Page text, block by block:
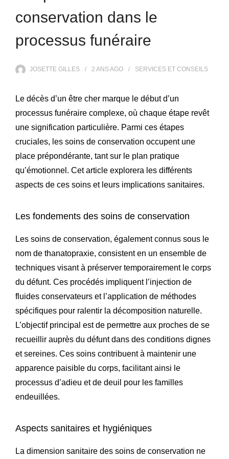
conservation dans le
processus funéraire
JOSETTE GILLES 2 ANSAGO SERVICES ET CONSEILS
Le décès d’un être cher marque le début d’un
processus funéraire complexe, où chaque étape revêt
une signification particulière. Parmi ces étapes
cruciales, les soins de conservation occupent une
place prépondérante, tant sur le plan pratique
qu’émotionnel. Cet article explorera les différents
aspects de ces soins et leurs implications sanitaires.
Les fondements des soins de conservation
Les soins de conservation, également connus sous le
nom de thanatopraxie, consistent en un ensemble de
techniques visant à préserver temporairement le corps
du défunt. Ces procédés impliquent l’injection de
fluides conservateurs et l’application de méthodes
spécifiques pour ralentir la décomposition naturelle.
L’objectif principal est de permettre aux proches de se
recueillir auprès du défunt dans des conditions dignes
et sereines. Ces soins contribuent à maintenir une
apparence paisible du corps, facilitant ainsi le
processus d’adieu et de deuil pour les familles
endeuillées.
Aspects sanitaires et hygiéniques
La dimension sanitaire des soins de conservation ne